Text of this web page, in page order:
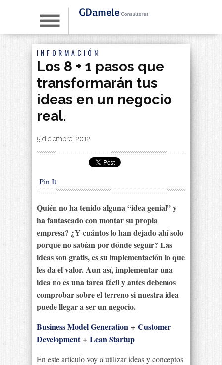
INFORMACIÓN
Los 8 + 1 pasos que
transformarán tus
ideas en un negocio
real.
By|
5 diciembre, 2012
Pin It
Quién no ha tenido alguna “idea genial” y
ha fantaseado con montar su propia
empresa? ¿Y cuántos lo han dejado ahí solo
porque no sabían por dónde seguir? Las
ideas son gratis, es su implementación lo que
les da el valor. Aun así, implementar una
idea no es una tarea fácil y antes debemos
comprobar sobre el terreno si nuestra idea
puede llegar a ser un negocio.
Business Model Generation + Customer
Development+ Lean Startup
En este artículo voy a utilizar ideas y conceptos